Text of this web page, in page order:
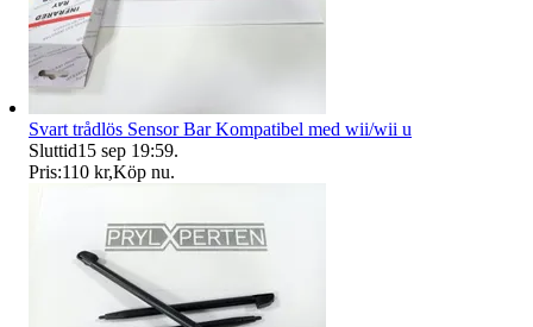
Svart trådlös Sensor Bar Kompatibel med wii/wii u
Sluttid15 sep 19:59.
Pris:110 kr,Köp nu.